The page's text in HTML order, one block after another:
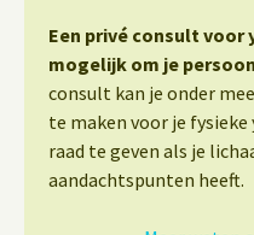
Een privé consult voor
mogelijk om je
consult kan je onder
te maken voor je
raad te geven als je
aandachtspunten heeft.